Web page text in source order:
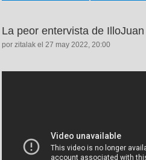
La peor entervista de IlloJuan
por zitalak el 27 may 2022, 20:00